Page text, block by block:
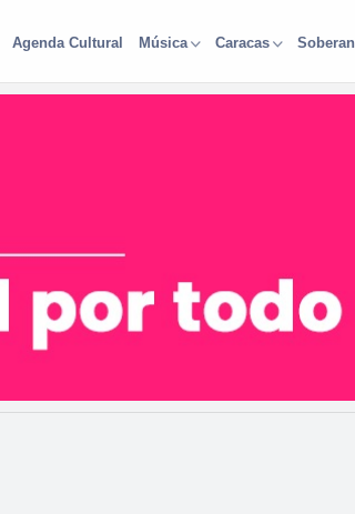
Agenda Cultural Música Caracas